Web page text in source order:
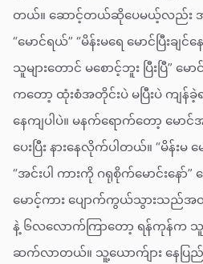
တယ်။ ဆောင့်တယ်ဆိုပေမယ့်လည်း
“မောင်ရယ်” “မိန်းမရေ မောင်ပြီးချ
သူများတောင် မစောင့်ဘူး ပြီးပြီ” မ
ကတော့ ထုံးစံအတိုင်းပဲ မပြီးပဲ ကျန်ခဲ့
နေကျပါပဲ။ မနက်ရောက်တော့ မေ
ပေးပြီး နားနေလိုက်ပါတယ်။ “မိန်းမ
“အင်းပါ ကားကို ဂရုစိုက်မောင်းနော်”
မောင့်ကား ပျောက်ကွယ်သွားသည်
နဲ့ ၆လ‌လောက်ကြာတော့ ရန်ကုန်က သူ
ဆက်လာတယ်။ သူ့ယောက်ျား နေပြည်